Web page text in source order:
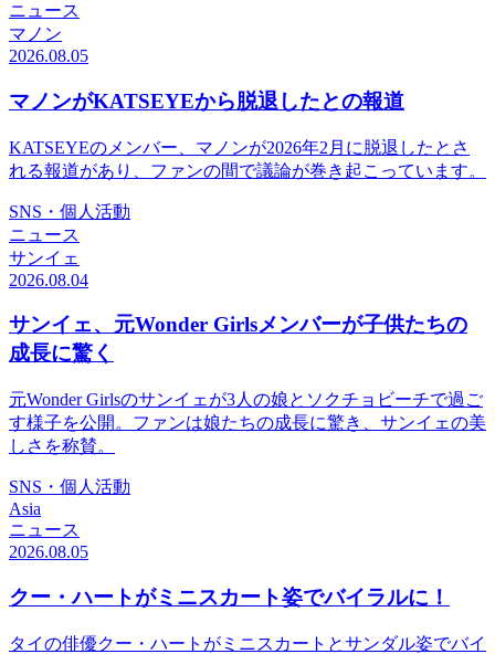
ニュース
マノン
2026.08.05
マノンがKATSEYEから脱退したとの報道
KATSEYEのメンバー、マノンが2026年2月に脱退したとさ
れる報道があり、ファンの間で議論が巻き起こっています。
SNS・個人活動
ニュース
サンイェ
2026.08.04
サンイェ、元Wonder Girlsメンバーが子供たちの
成長に驚く
元Wonder Girlsのサンイェが3人の娘とソクチョビーチで過ご
す様子を公開。ファンは娘たちの成長に驚き、サンイェの美
しさを称賛。
SNS・個人活動
Asia
ニュース
2026.08.05
クー・ハートがミニスカート姿でバイラルに！
タイの俳優クー・ハートがミニスカートとサンダル姿でバイ